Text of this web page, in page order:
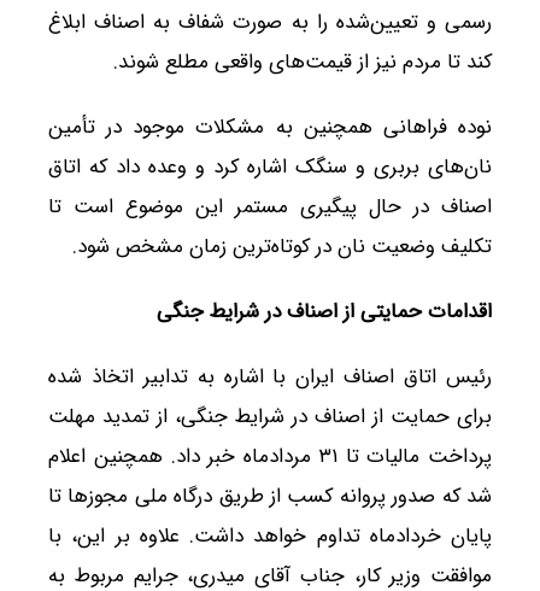
رسمی و تعیین‌شده را به صورت شفاف به اصناف ابلاغ
کند تا مردم نیز از قیمت‌های واقعی مطلع شوند.
نوده فراهانی همچنین به مشکلات موجود در تأمین
نان‌های بربری و سنگک اشاره کرد و وعده داد که اتاق
اصناف در حال پیگیری مستمر این موضوع است تا
تکلیف وضعیت نان در کوتاه‌ترین زمان مشخص شود.
اقدامات حمایتی از اصناف در شرایط جنگی
رئیس اتاق اصناف ایران با اشاره به تدابیر اتخاذ شده
برای حمایت از اصناف در شرایط جنگی، از تمدید مهلت
پرداخت مالیات تا ۳۱ مردادماه خبر داد. همچنین اعلام
شد که صدور پروانه کسب از طریق درگاه ملی مجوزها تا
پایان خردادماه تداوم خواهد داشت. علاوه بر این، با
موافقت وزیر کار، جناب آقای میدری، جرایم مربوط به